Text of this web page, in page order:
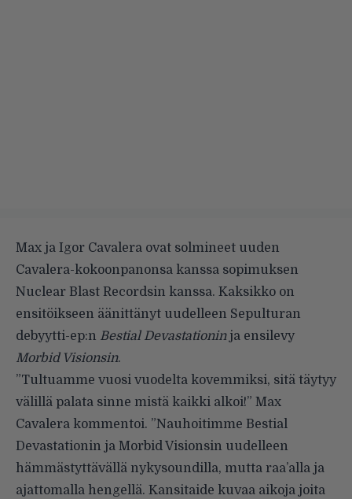
Max ja Igor Cavalera ovat solmineet uuden
Cavalera-kokoonpanonsa kanssa sopimuksen
Nuclear Blast Recordsin kanssa. Kaksikko on
ensitöikseen äänittänyt uudelleen Sepulturan
debyytti-ep:n Bestial Devastationinja ensilevy
Morbid Visionsin.
”Tultuamme vuosi vuodelta kovemmiksi, sitä täytyy
välillä palata sinne mistä kaikki alkoi!” Max
Cavalera kommentoi. ”Nauhoitimme Bestial
Devastationin ja Morbid Visionsin uudelleen
hämmästyttävällä nykysoundilla, mutta raa’alla ja
ajattomalla hengellä. Kansitaide kuvaa aikoja joita